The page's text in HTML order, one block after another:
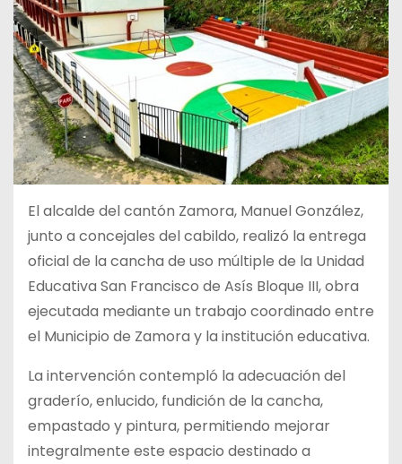
El alcalde del cantón Zamora, Manuel González,
junto a concejales del cabildo, realizó la entrega
oficial de la cancha de uso múltiple de la Unidad
Educativa San Francisco de Asís Bloque III, obra
ejecutada mediante un trabajo coordinado entre
el Municipio de Zamora y la institución educativa.
La intervención contempló la adecuación del
graderío, enlucido, fundición de la cancha,
empastado y pintura, permitiendo mejorar
integralmente este espacio destinado a